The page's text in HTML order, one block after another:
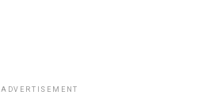
ADVERTISEMENT